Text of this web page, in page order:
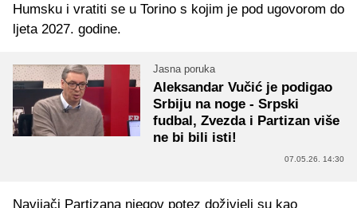
Humsku i vratiti se u Torino s kojim je pod ugovorom do
ljeta 2027. godine.
Jasna poruka
Aleksandar Vučić je podigao
Srbiju na noge - Srpski
fudbal, Zvezda i Partizan više
ne bi bili isti!
07.05.26. 14:30
Navijači Partizana njegov potez doživjeli su kao